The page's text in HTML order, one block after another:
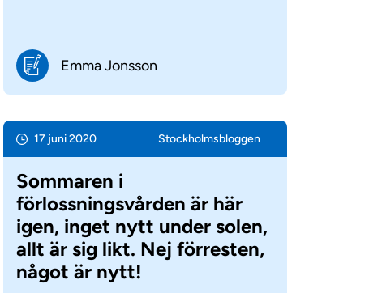
Emma Jonsson
17 juni 2020 Stockholms­bloggen
Sommaren i
förlossningsvården är här
igen, inget nytt under solen,
allt är sig likt. Nej förresten,
något är nytt!